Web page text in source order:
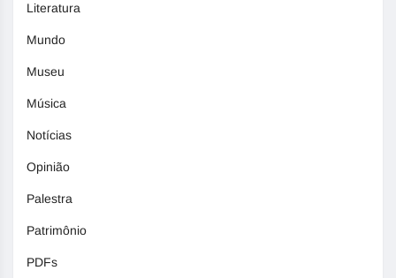
Literatura
Mundo
Museu
Música
Notícias
Opinião
Palestra
Patrimônio
PDFs